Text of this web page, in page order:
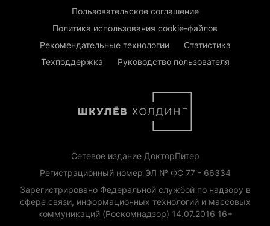
Пользовательское соглашение
Политика использования cookie-файлов
Рекомендательные технологии
Статистика
Техподдержка
Руководство пользователя
Сетевое издание ДокторПитер
Регистрационный номер ЭЛ № ФС 77 - 66334
Зарегистрировано Федеральной службой по надзору в
сфере связи, информационных технологий и массовых
коммуникаций (Роскомнадзор) 14.07.2016 16+